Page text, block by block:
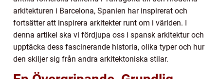
arkitekturen i Barcelona, Spanien har inspirerat och
fortsätter att inspirera arkitekter runt om i världen. I
denna artikel ska vi fördjupa oss i spansk arkitektur och
upptäcka dess fascinerande historia, olika typer och hur
den skiljer sig från andra arkitektoniska stilar.